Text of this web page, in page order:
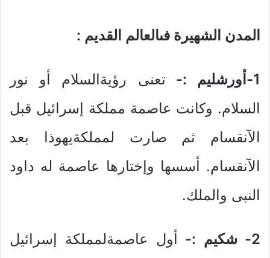
المدن الشهيرة فىالعالم القديم :
1-أورشليم :-
تعنى رؤيةالسلام أو نور
السلام. وكانت عاصمة مملكة إسرائيل قبل
الآنقسام ثم صارت لمملكةيهوذا بعد
الآنقسام. أسسها وإختارها عاصمة له داود
النبى والملك.
2- شكيم :-
أول عاصمةلمملكة إسرائيل